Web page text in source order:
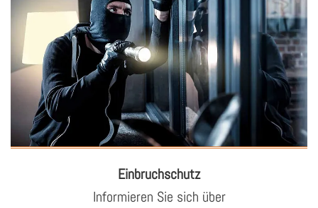
Ein­bruch­schutz
In­for­mie­ren Sie sich über